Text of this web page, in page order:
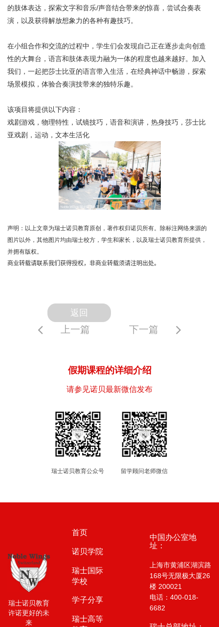
的肢体表达，探索文字和音乐/声音结合带来的惊喜，尝试合奏表
演，以及获得解放想象力的各种有趣技巧。
在小组合作和交流的过程中，学生们会发现自己正在逐步走向创造
性的大舞台，语言和肢体表现力融为一体的程度也越来越好。加入
我们，一起把莎士比亚的语言带入生活，在经典神话中畅游，探索
场景模拟，体验合奏演技带来的独特乐趣。
该项目将提供以下内容：
戏剧游戏， 物理特性， 试镜技巧， 语音和演讲， 热身技巧， 莎士比
亚戏剧，运动， 文本生活化
声明：以上文章为瑞士诺贝教育原创，著作权归诺贝所有。除标注网络来源的
图片以外，其他图片均由瑞士校方，学生和家长，以及瑞士诺贝教育所提供，
并拥有版权。
商业转载请联系我们获得授权，非商业转载须请注明出处。
返回
上一篇 下一篇
假期课程的详细介绍
请参见诺贝最新微信发布
瑞士诺贝教育公众号 留学顾问老师微信
瑞士诺贝教育
许诺更好的未
来
首页
诺贝学院
瑞士国际
学校
学子分享
瑞士高等
中国办公室地
址：
上海市黄浦区湖滨路
168号无限极大厦26
楼 200021
电话：400-018-
6682